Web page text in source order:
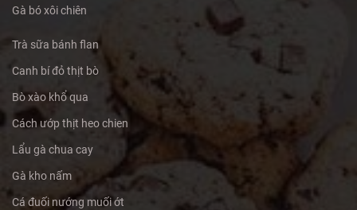
Gà bó xôi chiên
Trà sữa bánh flan
Canh bí đỏ thịt bò
Bò xào khổ qua
Cách ướp thịt heo chien
Lẩu gà chua cay
Gà kho nấm
Cá đuối nướng muối ớt